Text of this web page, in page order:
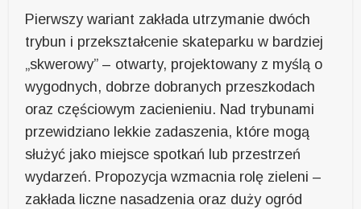
Pierwszy wariant zakłada utrzymanie dwóch
trybun i przekształcenie skateparku w bardziej
„skwerowy” – otwarty, projektowany z myślą o
wygodnych, dobrze dobranych przeszkodach
oraz częściowym zacienieniu. Nad trybunami
przewidziano lekkie zadaszenia, które mogą
służyć jako miejsce spotkań lub przestrzeń
wydarzeń. Propozycja wzmacnia rolę zieleni –
zakłada liczne nasadzenia oraz duży ogród